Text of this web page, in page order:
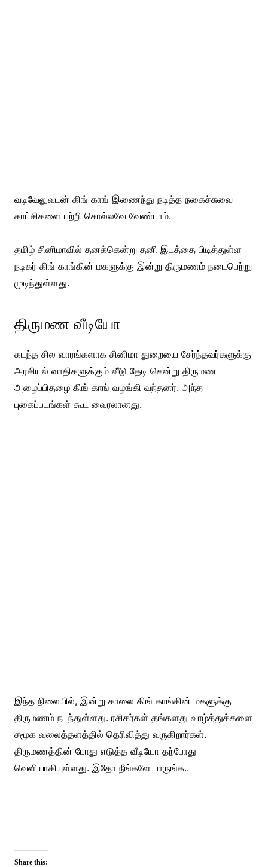
வடிவேலுவுடன் கிங் காங் இணைந்து நடித்த நகைச்சுவை
காட்சிகளை பற்றி சொல்லவே வேண்டாம்.
தமிழ் சினிமாவில் தனக்கென்று தனி இடத்தை பிடித்துள்ள
நடிகர் கிங் காங்கின் மகளுக்கு இன்று திருமணம் நடைபெற்று
முடிந்துள்ளது.
திருமண வீடியோ
கடந்த சில வாரங்களாக சினிமா துறையை சேர்ந்தவர்களுக்கு
அரசியல் வாதிகளுக்கும் வீடு தேடி சென்று திருமண
அழைப்பிதழை கிங் காங் வழங்கி வந்தனர். அந்த
புகைப்படங்கள் கூட வைரலானது.
இந்த நிலையில், இன்று காலை கிங் காங்கின் மகளுக்கு
திருமணம் நடந்துள்ளது. ரசிகர்கள் தங்களது வாழ்த்துக்களை
சமூக வலைத்தளத்தில் தெரிவித்து வருகிறார்கள்.
திருமணத்தின் போது எடுத்த வீடியோ தற்போது
வெளியாகியுள்ளது. இதோ நீங்களே பாருங்க..
Share this: